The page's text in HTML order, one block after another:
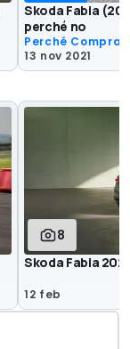
Skoda Fabia
perché no
Perché
13 nov 2021
8
Skoda Fabia
12 feb